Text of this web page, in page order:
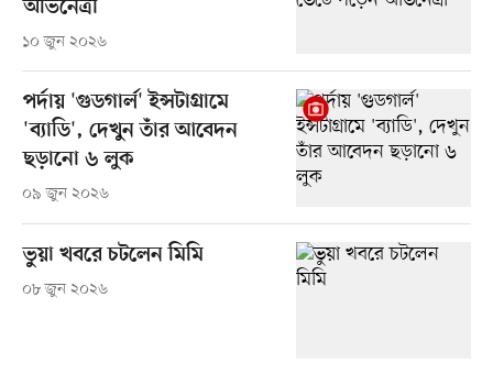
অভিনেত্রী
১০ জুন ২০২৬
পর্দায় 'গুডগার্ল' ইন্সটাগ্রামে
'ব্যাডি', দেখুন তাঁর আবেদন
ছড়ানো ৬ লুক
০৯ জুন ২০২৬
ভুয়া খবরে চটলেন মিমি
০৮ জুন ২০২৬